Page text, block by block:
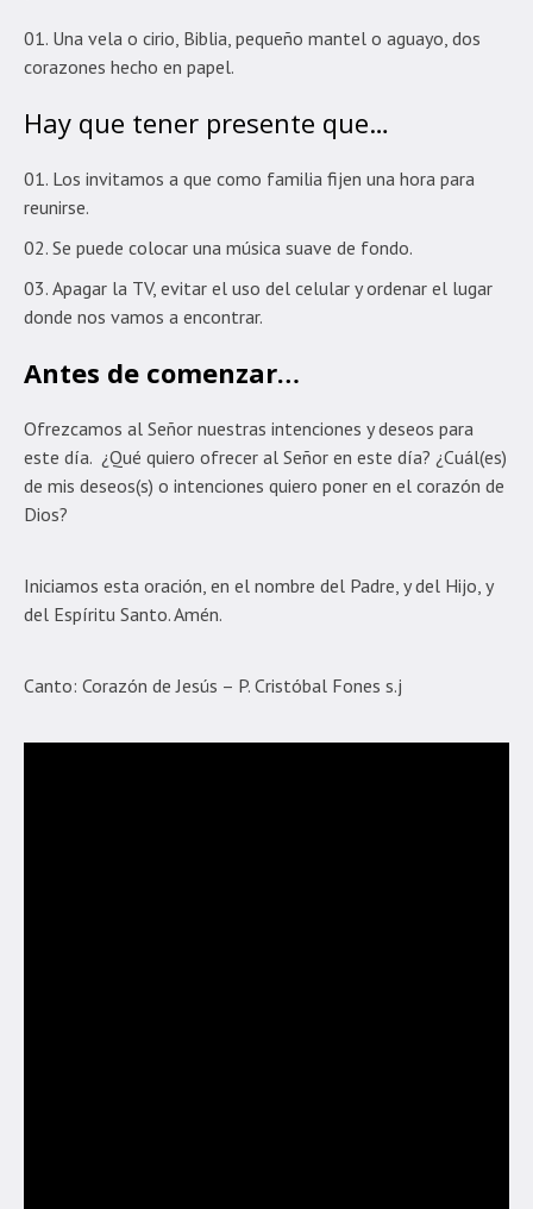
Una vela o cirio, Biblia, pequeño mantel o aguayo, dos
corazones hecho en papel.
Hay que tener presente que…
Los invitamos a que como familia fijen una hora para
reunirse.
Se puede colocar una música suave de fondo.
Apagar la TV, evitar el uso del celular y ordenar el lugar
donde nos vamos a encontrar.
Antes de comenzar…
Ofrezcamos al Señor nuestras intenciones y deseos para
este día. ¿Qué quiero ofrecer al Señor en este día? ¿Cuál(es)
de mis deseos(s) o intenciones quiero poner en el corazón de
Dios?
Iniciamos esta oración, en el nombre del Padre, y del Hijo, y
del Espíritu Santo. Amén.
Canto: Corazón de Jesús – P. Cristóbal Fones s.j